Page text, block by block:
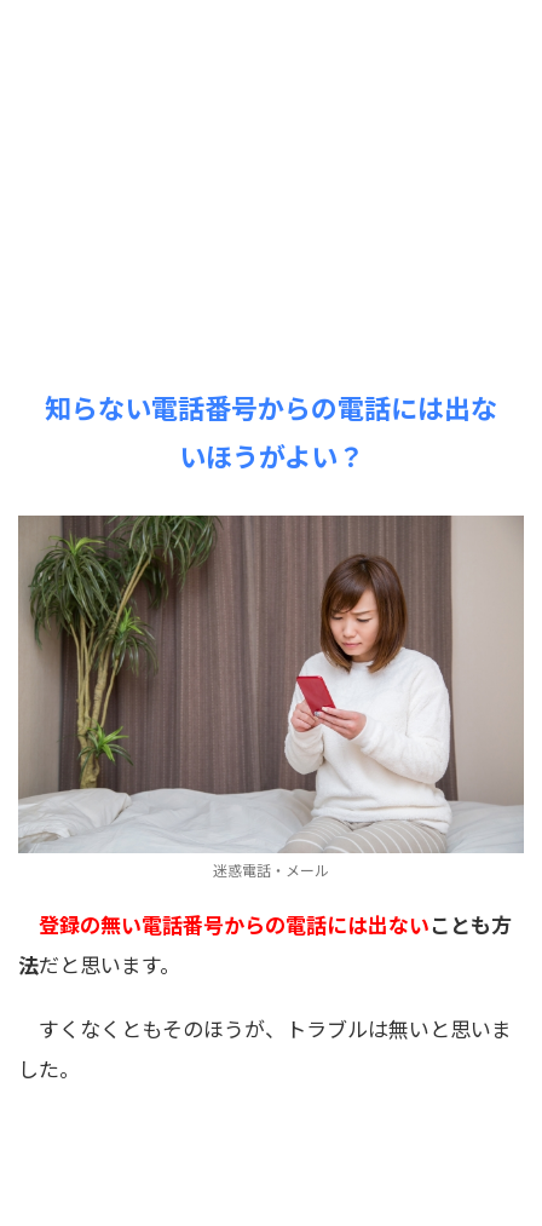
知らない電話番号からの電話には出な
いほうがよい？
迷惑電話・メール
登録の無い電話番号からの電話には出ないことも方
法だと思います。
すくなくともそのほうが、トラブルは無いと思いま
した。